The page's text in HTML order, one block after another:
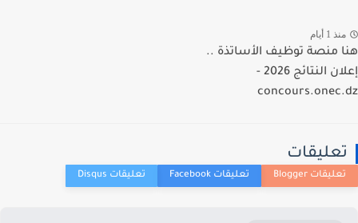
1 أيام
منصة توظيف الأساتذة ..
إعلان النتائج 2026 -